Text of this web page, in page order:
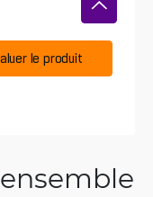
le produit